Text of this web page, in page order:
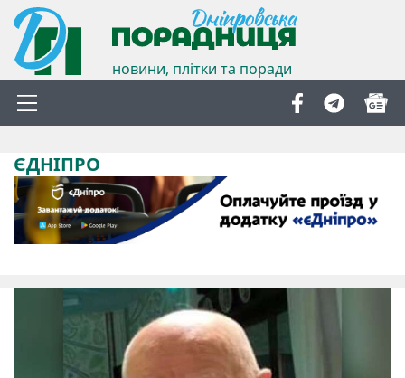
новини, плітки та поради
ЄДНІПРО